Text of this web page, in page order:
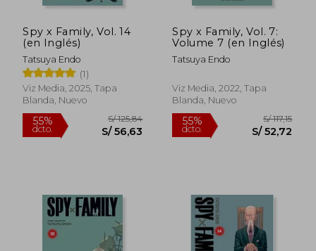
Spy x Family, Vol. 14
(en Inglés)
Tatsuya Endo
(1)
Viz Media, 2025, Tapa
Blanda, Nuevo
Spy x Family, Vol. 7:
Volume 7 (en Inglés)
Tatsuya Endo
Viz Media, 2022, Tapa
Blanda, Nuevo